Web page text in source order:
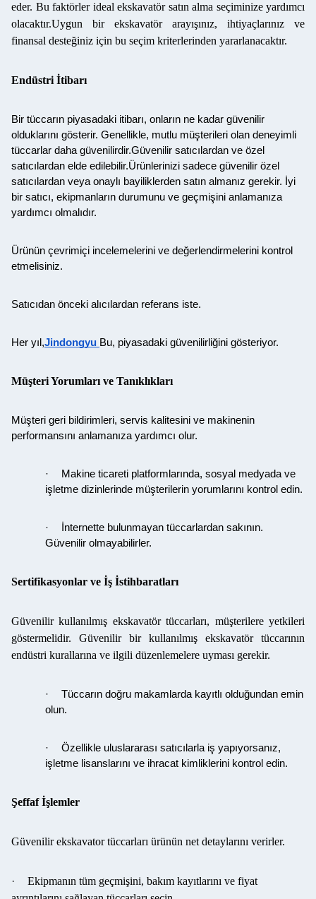
eder. Bu faktörler ideal ekskavatör satın alma seçiminize yardımcı
olacaktır.Uygun bir ekskavatör arayışınız, ihtiyaçlarınız ve
finansal desteğiniz için bu seçim kriterlerinden yararlanacaktır.
Endüstri İtibarı
Bir tüccarın piyasadaki itibarı, onların ne kadar güvenilir
olduklarını gösterir. Genellikle, mutlu müşterileri olan deneyimli
tüccarlar daha güvenilirdir.Güvenilir satıcılardan ve özel
satıcılardan elde edilebilir.Ürünlerinizi sadece güvenilir özel
satıcılardan veya onaylı bayiliklerden satın almanız gerekir. İyi
bir satıcı, ekipmanların durumunu ve geçmişini anlamanıza
yardımcı olmalıdır.
Ürünün çevrimiçi incelemelerini ve değerlendirmelerini kontrol
etmelisiniz.
Satıcıdan önceki alıcılardan referans iste.
Her yıl,Jindongyu Bu, piyasadaki güvenilirliğini gösteriyor.
Müşteri Yorumları ve Tanıklıkları
Müşteri geri bildirimleri, servis kalitesini ve makinenin
performansını anlamanıza yardımcı olur.
·
Makine ticareti platformlarında, sosyal medyada ve
işletme dizinlerinde müşterilerin yorumlarını kontrol edin.
·
İnternette bulunmayan tüccarlardan sakının.
Güvenilir olmayabilirler.
Sertifikasyonlar ve İş İstihbaratları
Güvenilir kullanılmış ekskavatör tüccarları, müşterilere yetkileri
göstermelidir. Güvenilir bir kullanılmış ekskavatör tüccarının
endüstri kurallarına ve ilgili düzenlemelere uyması gerekir.
·
Tüccarın doğru makamlarda kayıtlı olduğundan emin
olun.
·
Özellikle uluslararası satıcılarla iş yapıyorsanız,
işletme lisanslarını ve ihracat kimliklerini kontrol edin.
Şeffaf İşlemler
Güvenilir ekskavator tüccarları ürünün net detaylarını verirler.
·
Ekipmanın tüm geçmişini, bakım kayıtlarını ve fiyat